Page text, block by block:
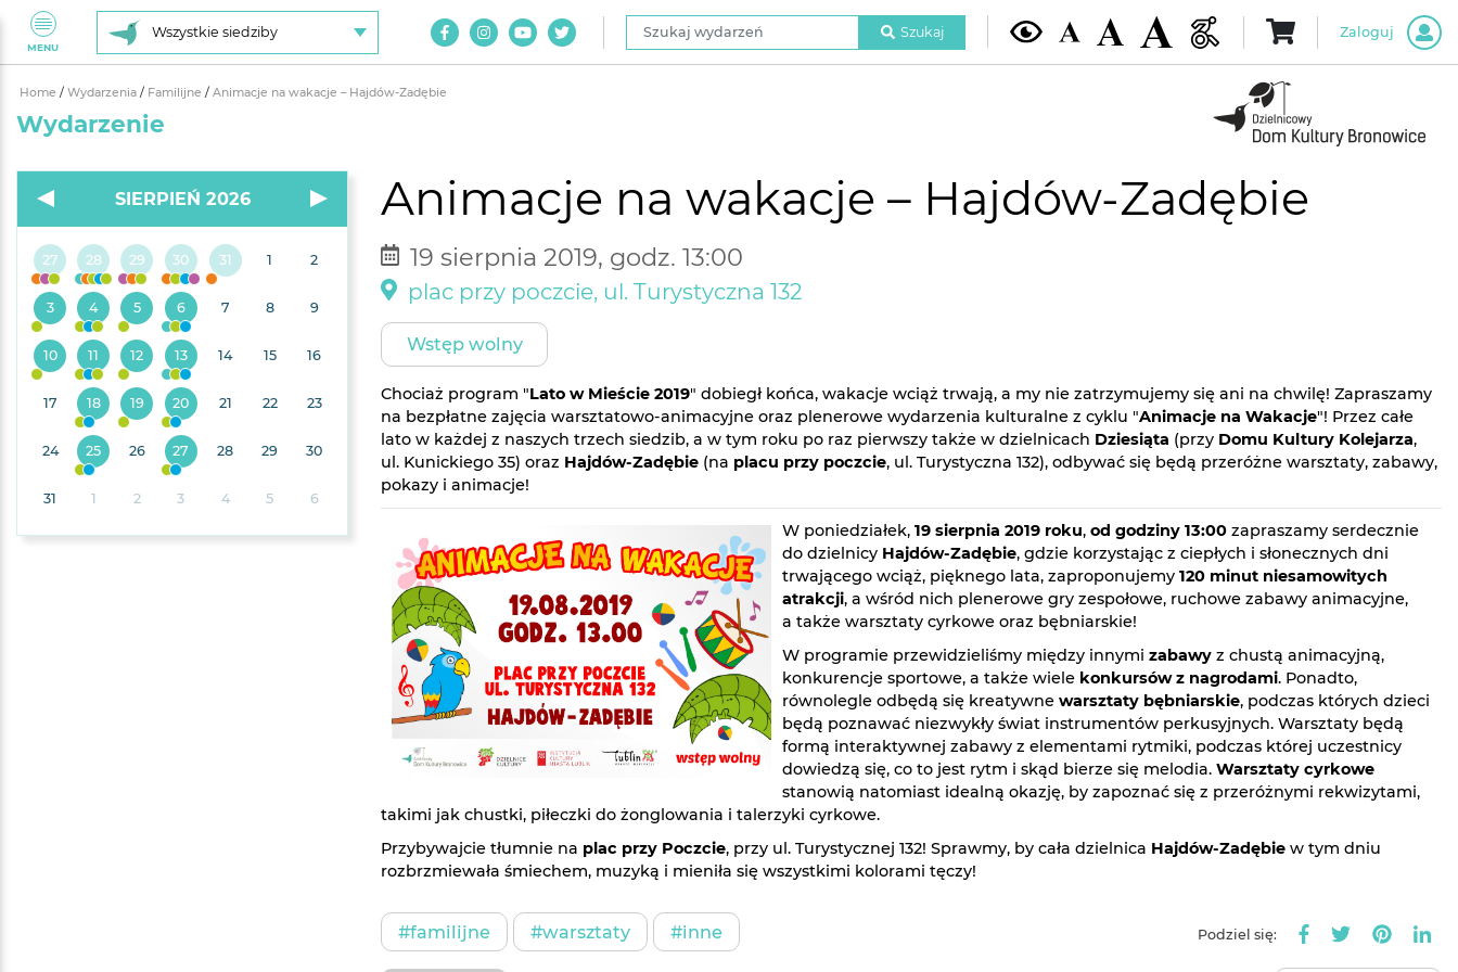
MENU
Wszystkie siedziby
Szukaj wydarzeń
Szukaj Zaloguj
Home / Wydarzenia / Familijne / Animacje na wakacje – Hajdów-Zadębie
Wydarzenie
Animacje na wakacje – Hajdów-Zadębie
19 sierpnia 2019, godz. 13:00
plac przy poczcie, ul. Turystyczna 132
Wstęp wolny
Chociaż program "Lato w Mieście 2019" dobiegł końca, wakacje wciąż trwają, a my nie zatrzymujemy się ani na chwilę! Zapraszamy
na bezpłatne zajęcia warsztatowo-animacyjne oraz plenerowe wydarzenia kulturalne z cyklu "Animacje na Wakacje"! Przez całe
lato w każdej z naszych trzech siedzib, a w tym roku po raz pierwszy także w dzielnicach Dziesiąta (przy Domu Kultury Kolejarza,
ul. Kunickiego 35) oraz Hajdów-Zadębie (na placu przy poczcie, ul. Turystyczna 132), odbywać się będą przeróżne warsztaty, zabawy,
pokazy i animacje!
W poniedziałek, 19 sierpnia 2019 roku, od godziny 13:00 zapraszamy serdecznie
do dzielnicy Hajdów-Zadębie, gdzie korzystając z ciepłych i słonecznych dni
trwającego wciąż, pięknego lata, zaproponujemy 120 minut niesamowitych
atrakcji, a wśród nich plenerowe gry zespołowe, ruchowe zabawy animacyjne,
a także warsztaty cyrkowe oraz bębniarskie!
W programie przewidzieliśmy między innymi zabawy z chustą animacyjną,
konkurencje sportowe, a także wiele konkursów z nagrodami. Ponadto,
równolegle odbędą się kreatywne warsztaty bębniarskie, podczas których dzieci
będą poznawać niezwykły świat instrumentów perkusyjnych. Warsztaty będą
formą interaktywnej zabawy z elementami rytmiki, podczas której uczestnicy
dowiedzą się, co to jest rytm i skąd bierze się melodia. Warsztaty cyrkowe
stanowią natomiast idealną okazję, by zapoznać się z przeróżnymi rekwizytami,
takimi jak chustki, piłeczki do żonglowania i talerzyki cyrkowe.
Przybywajcie tłumnie na plac przy Poczcie, przy ul. Turystycznej 132! Sprawmy, by cała dzielnica Hajdów-Zadębie w tym dniu
rozbrzmiewała śmiechem, muzyką i mieniła się wszystkimi kolorami tęczy!
#familijne #warsztaty #inne Podziel się:
SIERPIEŃ 2026
27 28 29 30 31 1 2
3 4 5 6 7 8 9
10 11 12 13 14 15 16
17 18 19 20 21 22 23
24 25 26 27 28 29 30
31 1 2 3 4 5 6